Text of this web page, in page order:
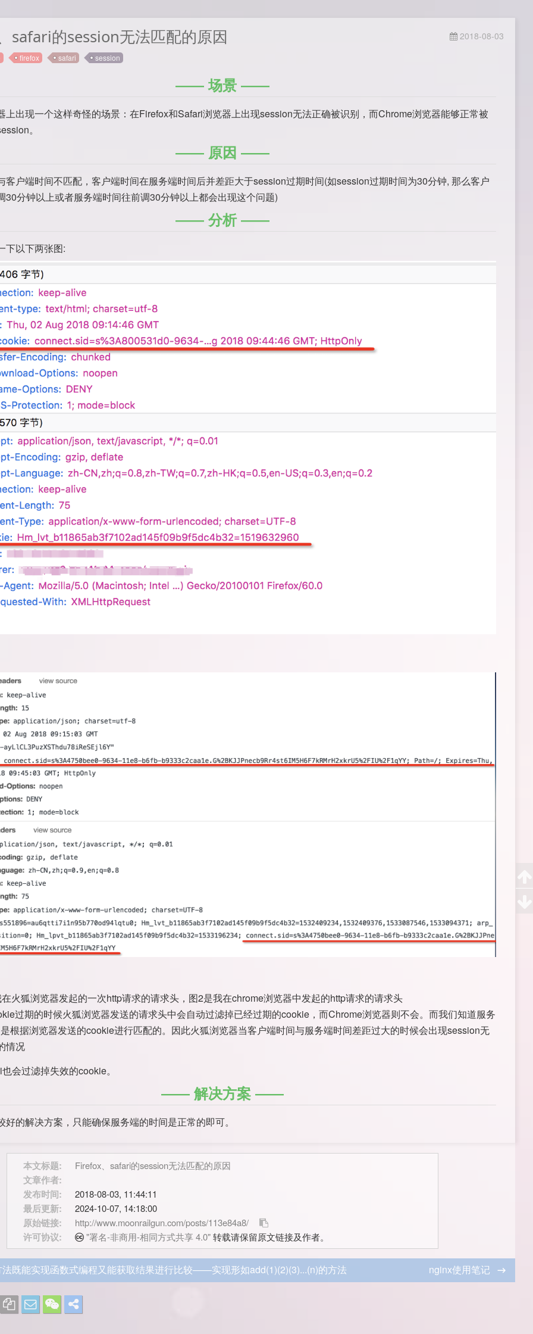
2018-08-03
safari的session无法匹配的原因
firefox safari session
场景
上出现一个这样奇怪的场景：在Firefox和Safari浏览器上出现session无法正确被识别，而Chrome浏览器能够正常被
。
原因
客户端时间不匹配，客户端时间在服务端时间后并差距大于session过期时间(如session过期时间为30分钟, 那么客户
30分钟以上或者服务端时间往前调30分钟以上都会出现这个问题)
分析
下以下两张图:
火狐浏览器发起的一次http请求的请求头，图2是我在chrome浏览器中发起的http请求的请求头
过期的时候火狐浏览器发送的请求头中会自动过滤掉已经过期的cookie，而Chrome浏览器则不会。而我们知道服务
根据浏览器发送的cookie进行匹配的。因此火狐浏览器当客户端时间与服务端时间差距过大的时候会出现session无
情况
会过滤掉失效的cookie。
解决方案
好的解决方案，只能确保服务端的时间是正常的即可。
本文标题: Firefox、safari的session无法匹配的原因
文章作者:
发布时间:
2018-08-03, 11:44:11
最后更新: 2024-10-07, 14:18:00
原始链接: http://www.moonrailgun.com/posts/113e84a8/
许可协议: "署名-非商用-相同方式共享 4.0"转载请保留原文链接及作者。
既能实现函数式编程又能获取结果进行比较——实现形如add(1)(2)(3)...(n)的方法 nginx使用笔记